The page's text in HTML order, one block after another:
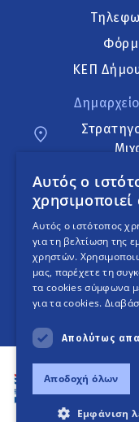
ΚΕΠ
An
Αυτός ο
Αυτός ο ιστότοπος
για τη βελτίωση της
χρηστών.
μας, παρέχετε τη
τα cookies σύμφωνα
για τα cookies.
Απολύτως
Αποδοχή όλων
Εμφάνιση